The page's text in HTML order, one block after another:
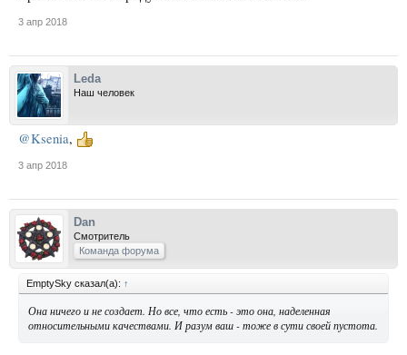
3 апр 2018
Leda
Наш человек
@Ksenia,
3 апр 2018
Dan
Смотритель
Команда форума
EmptySky сказал(а): ↑
Она ничего и не создает. Но все, что есть - это она, наделенная
относительными качествами. И разум ваш - тоже в сути своей пустота.